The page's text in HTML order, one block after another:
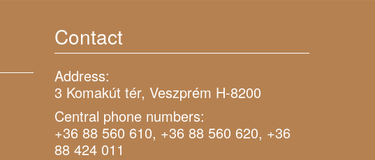
Contact
Address:
3 Komakút tér, Veszprém H-8200
Central phone numbers:
+36 88 560 610, +36 88 560 620, +36
88 424 011